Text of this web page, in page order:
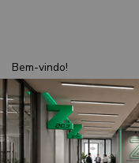
Bem-vindo!
Entre
oucadastre-se